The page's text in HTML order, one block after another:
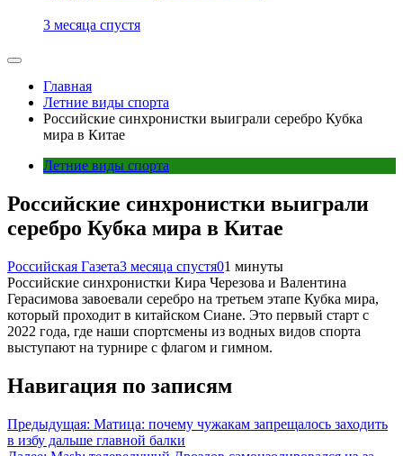
3 месяца спустя
Главная
Летние виды спорта
Российские синхронистки выиграли серебро Кубка
мира в Китае
Летние виды спорта
Российские синхронистки выиграли
серебро Кубка мира в Китае
Российская Газета3 месяца спустя01 минуты
Российские синхронистки Кира Черезова и Валентина
Герасимова завоевали серебро на третьем этапе Кубка мира,
который проходит в китайском Сиане. Это первый старт с
2022 года, где наши спортсмены из водных видов спорта
выступают на турнире с флагом и гимном.
Навигация по записям
Предыдущая: Матица: почему чужакам запрещалось заходить
в избу дальше главной балки